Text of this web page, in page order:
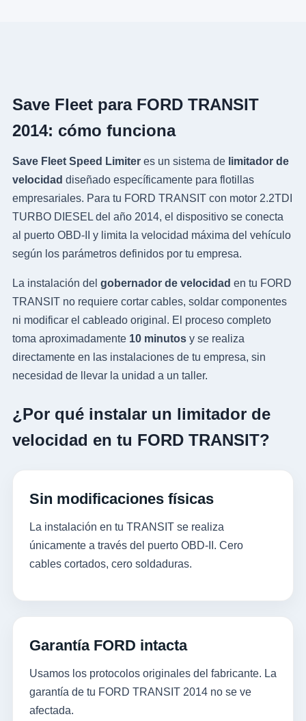
Save Fleet para FORD TRANSIT
2014: cómo funciona
Save Fleet Speed Limiteres un sistema de limitador de
velocidad diseñado específicamente para flotillas
empresariales. Para tu FORD TRANSIT con motor 2.2TDI
TURBO DIESEL del año 2014, el dispositivo se conecta
al puerto OBD-II y limita la velocidad máxima del vehículo
según los parámetros definidos por tu empresa.
La instalación del gobernador de velocidad en tu FORD
TRANSIT no requiere cortar cables, soldar componentes
ni modificar el cableado original. El proceso completo
toma aproximadamente 10 minutosy se realiza
directamente en las instalaciones de tu empresa, sin
necesidad de llevar la unidad a un taller.
¿Por qué instalar un limitador de
velocidad en tu FORD TRANSIT?
Sin modificaciones físicas
La instalación en tu TRANSIT se realiza
únicamente a través del puerto OBD-II. Cero
cables cortados, cero soldaduras.
Garantía FORD intacta
Usamos los protocolos originales del fabricante. La
garantía de tu FORD TRANSIT 2014 no se ve
afectada.